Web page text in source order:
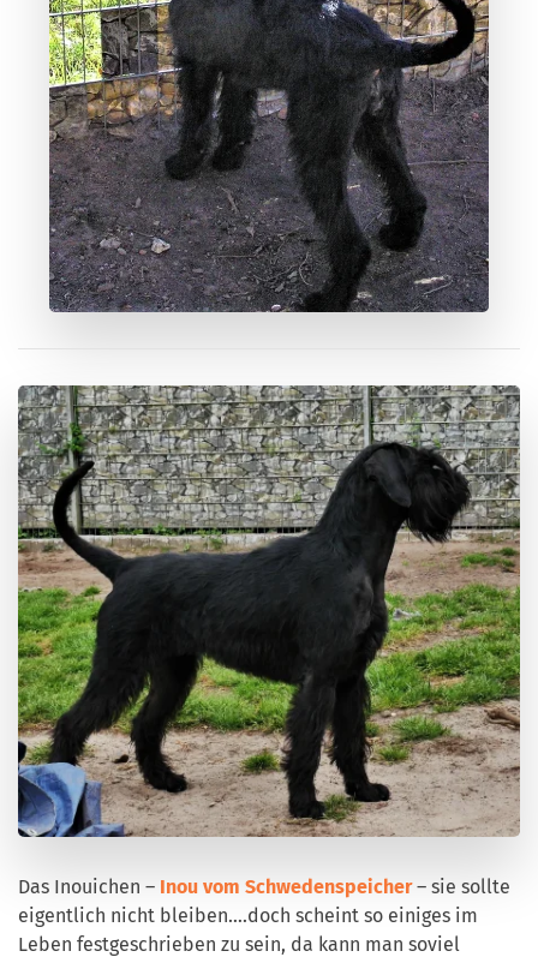
Das Inouichen – Inou vom Schwedenspeicher– sie sollte
eigentlich nicht bleiben….doch scheint so einiges im
Leben festgeschrieben zu sein, da kann man soviel